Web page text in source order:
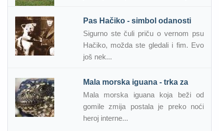
Pas Hačiko - simbol odanosti
Sigurno ste čuli priču o vernom psu
Hačiko, možda ste gledali i fim. Evo
još nek...
Mala morska iguana - trka za
Mala morska iguana koja beži od
gomile zmija postala je preko noći
heroj interne...